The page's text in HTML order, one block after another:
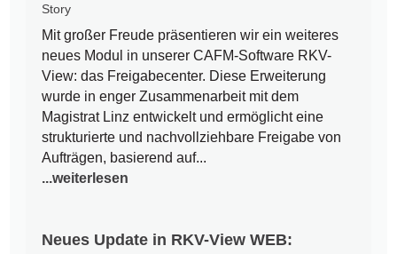
Story
Mit großer Freude präsentieren wir ein weiteres
neues Modul in unserer CAFM-Software RKV-
View: das Freigabecenter. Diese Erweiterung
wurde in enger Zusammenarbeit mit dem
Magistrat Linz entwickelt und ermöglicht eine
strukturierte und nachvollziehbare Freigabe von
Aufträgen, basierend auf...
...weiterlesen
Neues Update in RKV-View WEB: